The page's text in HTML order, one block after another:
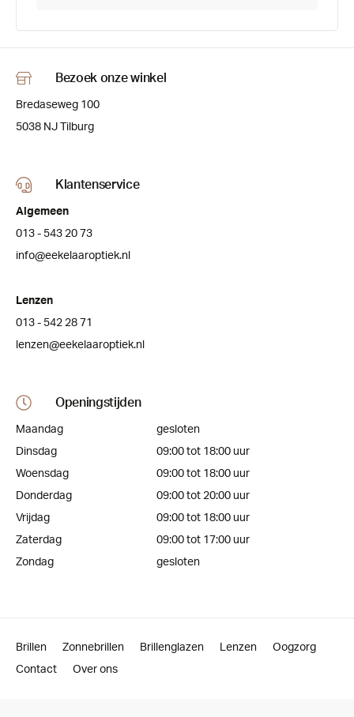
Bezoek onze winkel
Bredaseweg 100
5038 NJ Tilburg
Klantenservice
Algemeen
013 - 543 20 73
info@eekelaaroptiek.nl
Lenzen
013 - 542 28 71
lenzen@eekelaaroptiek.nl
Openingstijden
Maandag
gesloten
Dinsdag
09:00 tot 18:00 uur
Woensdag
09:00 tot 18:00 uur
Donderdag
09:00 tot 20:00 uur
Vrijdag
09:00 tot 18:00 uur
Zaterdag
09:00 tot 17:00 uur
Zondag
gesloten
Brillen Zonnebrillen Brillenglazen Lenzen
Oogzorg
Contact
Over ons